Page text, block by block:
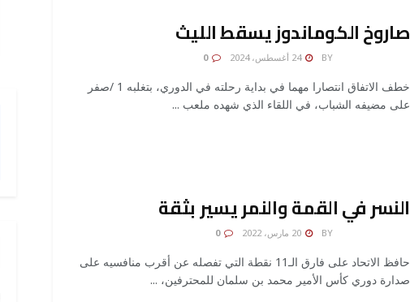
صاروخ الكوماندوز يسقط الليث
BY 24 أغسطس، 2024 0
خطف الاتفاق انتصارا مهما في بداية رحلته في الدوري، بتغلبه 1 /صفر
على مضيفه الشباب، في اللقاء الذي شهده ملعب ...
النسر في القمة والنمر يسير بثقة
BY
0
حافظ الاتحاد على فارق الـ11 نقطة التي تفصله عن أقرب منافسيه على
صدارة دوري كأس الأمير محمد بن سلمان للمحترفين، ...